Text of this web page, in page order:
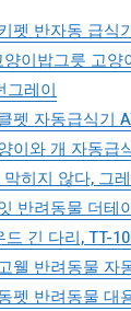
펫 반자동 급식
이밥그릇 고양
그레이
펫 자동급식기
이와 개 자동급
히지 않다, 그
반려동물 더테
드 긴 다리, TT-
웰 반려동물 자
펫 반려동물 대